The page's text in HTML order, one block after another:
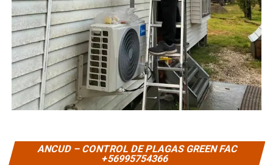
ANCUD – CONTROL DE PLAGAS GREEN FAC
+56995754366